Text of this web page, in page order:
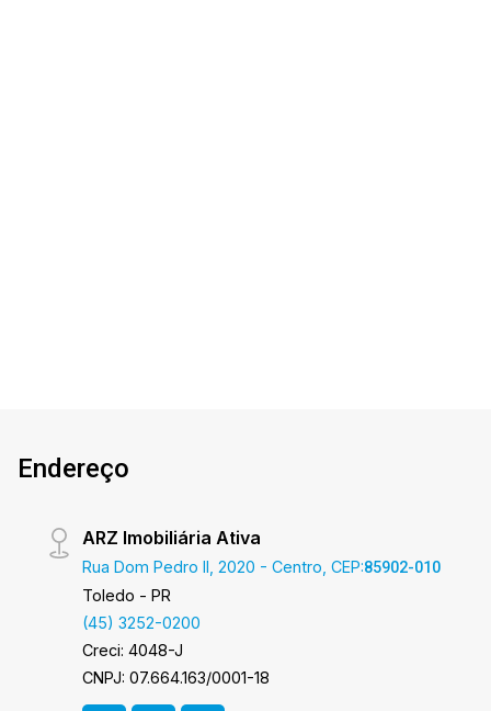
Endereço
ARZ Imobiliária Ativa
Rua Dom Pedro II, 2020 - Centro, CEP:85902-010
Toledo - PR
(45) 3252-0200
Creci: 4048-J
CNPJ: 07.664.163/0001-18